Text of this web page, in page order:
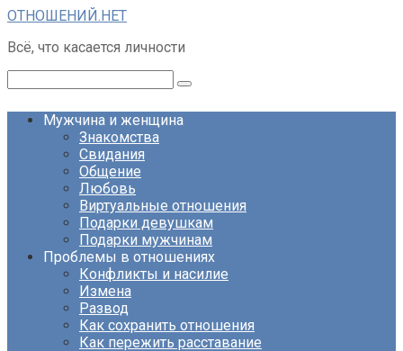
Перейти
контенту
ОТНОШЕНИЙ.НЕТ
Всё, что касается личности
Мужчина и женщина
Знакомства
Свидания
Общение
Любовь
Виртуальные отношения
Подарки девушкам
Подарки мужчинам
Проблемы в отношениях
Конфликты и насилие
Измена
Развод
Как сохранить отношения
Как пережить расставание